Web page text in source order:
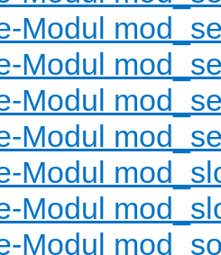
Modul
Modul
Modul
Modul
Modul
Modul
Modul